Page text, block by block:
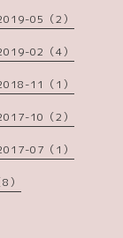
05（2）
02（4）
11（1）
10（2）
07（1）
）